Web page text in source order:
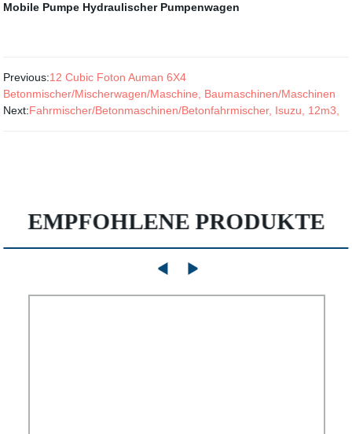
Mobile Pumpe Hydraulischer Pumpenwagen
Previous:12 Cubic Foton Auman 6X4
Betonmischer/Mischerwagen/Maschine, Baumaschinen/Maschinen
Next:Fahrmischer/Betonmaschinen/Betonfahrmischer, Isuzu, 12m3,
EMPFOHLENE PRODUKTE